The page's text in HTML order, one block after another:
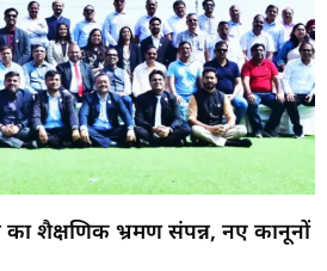
शैक्षणिक भ्रमण संपन्न, नए कानूनों